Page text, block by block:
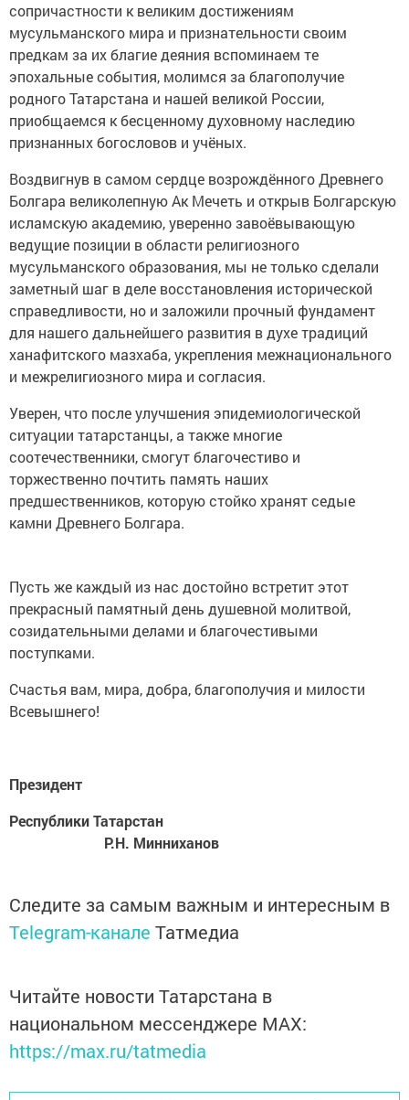
сопричастности к великим достижениям
мусульманского мира и признательности своим
предкам за их благие деяния вспоминаем те
эпохальные события, молимся за благополучие
родного Татарстана и нашей великой России,
приобщаемся к бесценному духовному наследию
признанных богословов и учёных.
Воздвигнув в самом сердце возрождённого Древнего
Болгара великолепную Ак Мечеть и открыв Болгарскую
исламскую академию, уверенно завоёвывающую
ведущие позиции в области религиозного
мусульманского образования, мы не только сделали
заметный шаг в деле восстановления исторической
справедливости, но и заложили прочный фундамент
для нашего дальнейшего развития в духе традиций
ханафитского мазхаба, укрепления межнационального
и межрелигиозного мира и согласия.
Уверен, что после улучшения эпидемиологической
ситуации татарстанцы, а также многие
соотечественники, смогут благочестиво и
торжественно почтить память наших
предшественников, которую стойко хранят седые
камни Древнего Болгара.
Пусть же каждый из нас достойно встретит этот
прекрасный памятный день душевной молитвой,
созидательными делами и благочестивыми
поступками.
Счастья вам, мира, добра, благополучия и милости
Всевышнего!
Президент
Республики Татарстан
Р.Н. Минниханов
Следите за самым важным и интересным в
Telegram-канале Татмедиа
Читайте новости Татарстана в
национальном мессенджере MАХ:
https://max.ru/tatmedia